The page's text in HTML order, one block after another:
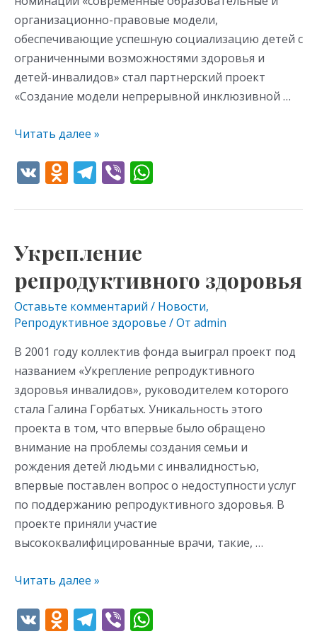
организационно-правовые модели,
обеспечивающие успешную социализацию детей с
ограниченными возможностями здоровья и
детей-инвалидов» стал партнерский проект
«Создание модели непрерывной инклюзивной …
Читать далее »
V O
n
kl
as
s
ni
ki
T
e
a
m
Vi
er at
p
p
Укрепление
репродуктивного здоровья
Оставьте комментарий / Новости,
Репродуктивное здоровье / От admin
В 2001 году коллектив фонда выиграл проект под
названием «Укрепление репродуктивного
здоровья инвалидов», руководителем которого
стала Галина Горбатых. Уникальность этого
проекта в том, что впервые было обращено
внимание на проблемы создания семьи и
рождения детей людьми с инвалидностью,
впервые поставлен вопрос о недоступности услуг
по поддержанию репродуктивного здоровья. В
проекте приняли участие
высококвалифицированные врачи, такие, …
Укрепление
репродуктивного
здоровья
Читать далее »
V O T Vi